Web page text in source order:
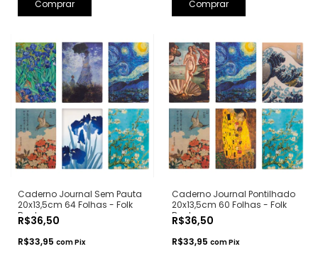
Comprar Comprar
Caderno Journal Sem Pauta
20x13,5cm 64 Folhas - Folk
Books
R$36,50
R$33,95 comPix
Caderno Journal Pontilhado
20x13,5cm 60 Folhas - Folk
Books
R$36,50
R$33,95 comPix